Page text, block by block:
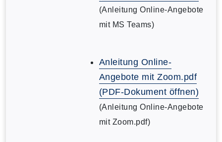
(Anleitung Online-Angebote
mit MS Teams)
Anleitung Online-
Angebote mit Zoom.pdf
(PDF-Dokument öffnen)
(Anleitung Online-Angebote
mit Zoom.pdf)